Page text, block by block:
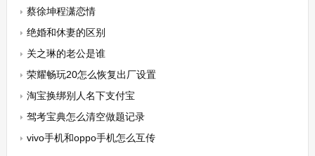
蔡徐坤程潇恋情
绝婚和休妻的区别
关之琳的老公是谁
荣耀畅玩20怎么恢复出厂设置
淘宝换绑别人名下支付宝
驾考宝典怎么清空做题记录
vivo手机和oppo手机怎么互传